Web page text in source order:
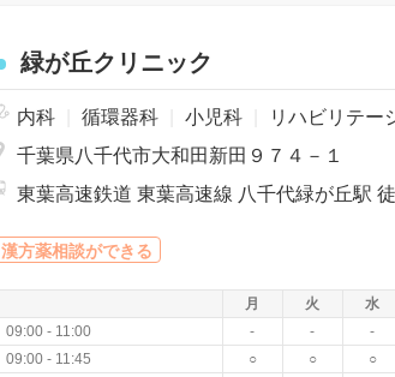
緑が丘クリニック
内科 循環器科 小児科 リハビリテー
千葉県八千代市大和田新田９７４－１
東葉高速鉄道 東葉高速線 八千代緑が丘駅
漢方薬相談ができる
月 火 水
09:00 - 11:00
- - -
09:00 - 11:45
○ ○ ○